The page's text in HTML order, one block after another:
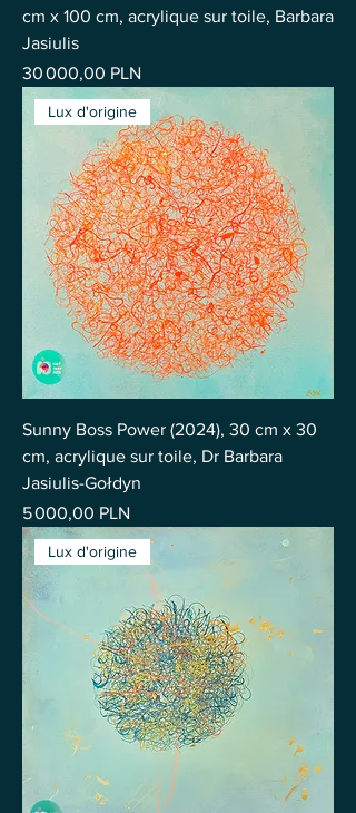
cm x 100 cm, acrylique sur toile, Barbara
Jasiulis
Prix
30 000,00 PLN
Lux d'origine
Sunny Boss Power (2024), 30 cm x 30
cm, acrylique sur toile, Dr Barbara
Jasiulis-Gołdyn
Prix
5 000,00 PLN
Lux d'origine